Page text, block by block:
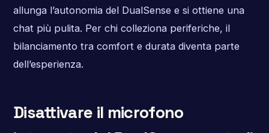
allunga l’autonomia del DualSense e si ottiene una
chat più pulita. Per chi colleziona periferiche, il
bilanciamento tra comfort e durata diventa parte
dell’esperienza.
Disattivare il microfono